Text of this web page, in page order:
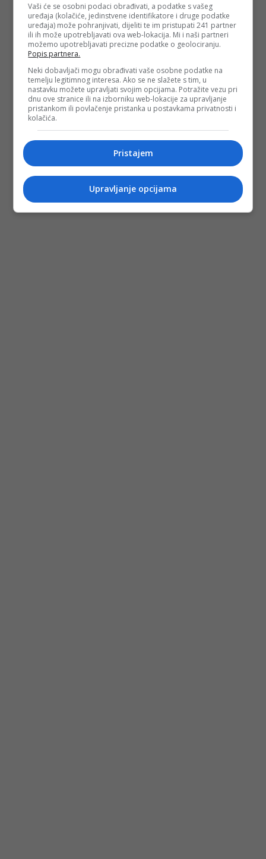
Vaši će se osobni podaci obrađivati, a podatke s vašeg
uređaja (kolačiće, jedinstvene identifikatore i druge podatke
uređaja) može pohranjivati, dijeliti te im pristupati 241 partner
ili ih može upotrebljavati ova web-lokacija. Mi i naši partneri
možemo upotrebljavati precizne podatke o geolociranju.
Popis partnera.
Neki dobavljači mogu obrađivati vaše osobne podatke na
temelju legitimnog interesa. Ako se ne slažete s tim, u
nastavku možete upravljati svojim opcijama. Potražite vezu pri
dnu ove stranice ili na izborniku web-lokacije za upravljanje
pristankom ili povlačenje pristanka u postavkama privatnosti i
kolačića.
Pristajem
Upravljanje opcijama